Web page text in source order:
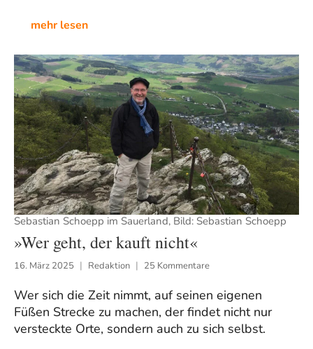
mehr lesen
Sebastian Schoepp im Sauerland, Bild: Sebastian Schoepp
»Wer geht, der kauft nicht«
16. März 2025 Redaktion 25 Kommentare
Wer sich die Zeit nimmt, auf seinen eigenen
Füßen Strecke zu machen, der findet nicht nur
versteckte Orte, sondern auch zu sich selbst.